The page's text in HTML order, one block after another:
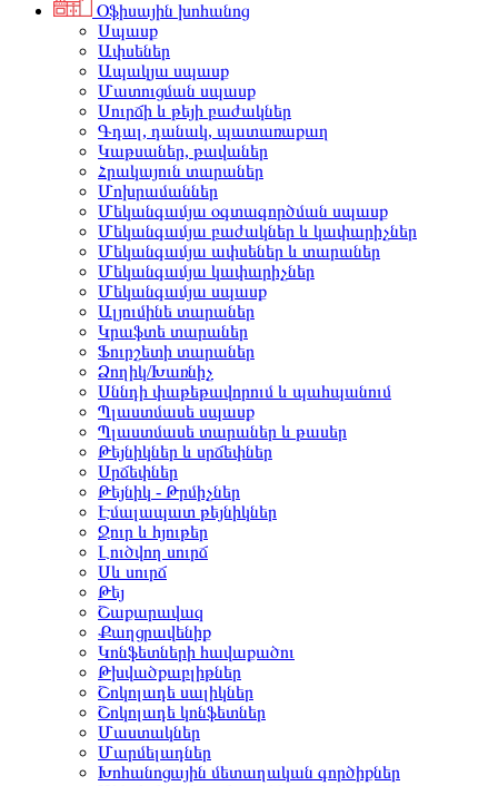
Օֆիսային խոհանոց
Սպասք
Ափսեներ
Ապակյա սպասք
Մատուցման սպասք
Սուրճի և թեյի բաժակներ
Գդալ, դանակ, պատառաքաղ
Կաթսաներ, թավաներ
Հրակայուն տարաներ
Մոխրամաններ
Մեկանգամյա օգտագործման սպասք
Մեկանգամյա բաժակներ և կափարիչներ
Մեկանգամյա ափսեներ և տարաներ
Մեկանգամյա կափարիչներ
Մեկանգամյա սպասք
Ալյումինե տարաներ
Կրաֆտե տարաներ
Ֆուրշետի տարաներ
Ձողիկ/Խառնիչ
Սննդի փաթեթավորում և պահպանում
Պլաստմասե սպասք
Պլաստմասե տարաներ և թասեր
Թեյնիկներ և սրճեփներ
Սրճեփներ
Թեյնիկ - Թրմիչներ
Էմալապատ թեյնիկներ
Ջուր և հյութեր
Լուծվող սուրճ
Սև սուրճ
Թեյ
Շաքարավազ
Քաղցրավենիք
Կոնֆետների հավաքածու
Թխվածքաբլիթներ
Շոկոլադե սալիկներ
Շոկոլադե կոնֆետներ
Մաստակներ
Մարմելադներ
Խոհանոցային մետաղական գործիքներ